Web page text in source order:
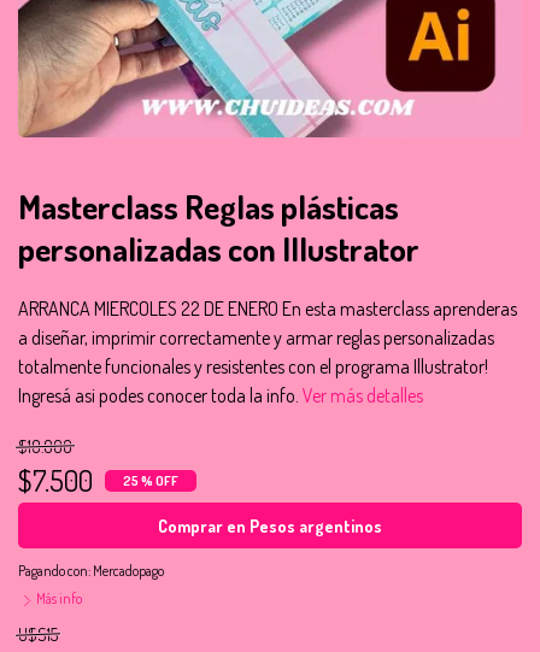
Masterclass Reglas plásticas
personalizadas con Illustrator
ARRANCA MIERCOLES 22 DE ENERO En esta masterclass aprenderas
a diseñar, imprimir correctamente y armar reglas personalizadas
totalmente funcionales y resistentes con el programa Illustrator!
Ingresá asi podes conocer toda la info. Ver más detalles
$10.000
$7.500 25 % OFF
Comprar en Pesos argentinos
Pagando con: Mercadopago
Más info
U$S15